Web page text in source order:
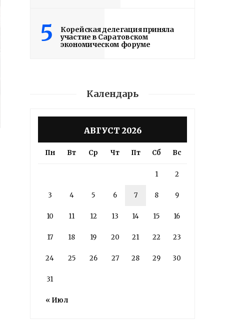
5
Корейская делегация приняла
участие в Саратовском
экономическом форуме
Календарь
АВГУСТ 2026
Пн Вт Ср Чт Пт Сб Вс
« Июл
1 2
3 4 5 6 7 8 9
10 11 12 13 14 15 16
17 18 19 20 21 22 23
24 25 26 27 28 29 30
31
Володин: 31 августа
РАБОТЫ БУДУТ
ЗАВЕРШЕНЫ
Read More